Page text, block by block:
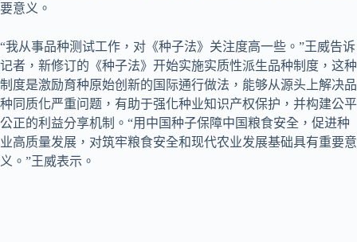
要意义。
“我从事品种测试工作，对《种子法》关注度高一些。”王威告诉
记者，新修订的《种子法》开始实施实质性派生品种制度，这种
制度是激励育种原始创新的国际通行做法，能够从源头上解决品
种同质化严重问题，有助于强化种业知识产权保护，并构建公平
公正的利益分享机制。“用中国种子保障中国粮食安全，促进种
业高质量发展，对筑牢粮食安全和现代农业发展基础具有重要意
义。”王威表示。